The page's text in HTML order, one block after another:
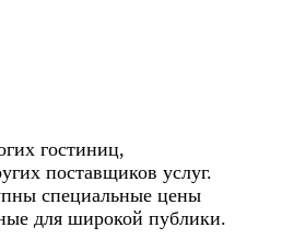
гостиниц,
поставщиков услуг.
специальные цены
для широкой публики.